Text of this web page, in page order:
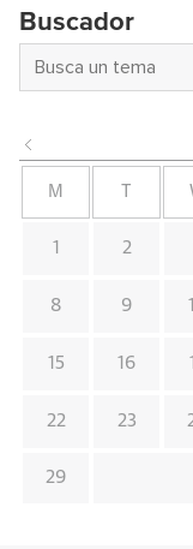
Buscador
M
1 2
8 9
15 16
22 23
29